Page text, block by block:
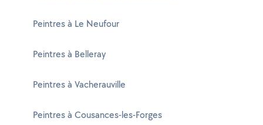
Peintres à Le Neufour
Peintres à Belleray
Peintres à Vacherauville
Peintres à Cousances-les-Forges